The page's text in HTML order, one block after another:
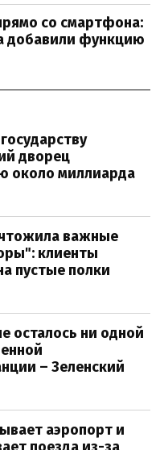
со смартфона:
добавили функцию
дворец
около миллиарда
важные
клиенты
пустые полки
осталось ни одной
– Зеленский
аэропорт и